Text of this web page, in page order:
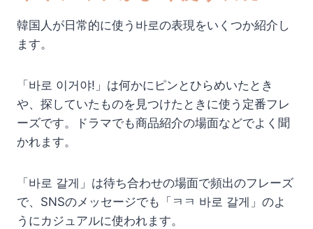
韓国人が日常的に使う바로の表現をいくつか紹介し
ます。
「바로 이거야!」は何かにピンとひらめいたとき
や、探していたものを見つけたときに使う定番フレ
ーズです。ドラマでも商品紹介の場面などでよく聞
かれます。
「바로 갈게」は待ち合わせの場面で頻出のフレーズ
で、SNSのメッセージでも「ㅋㅋ 바로 갈게」のよ
うにカジュアルに使われます。